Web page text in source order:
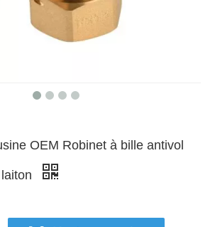
OEM Robinet à bille antivol